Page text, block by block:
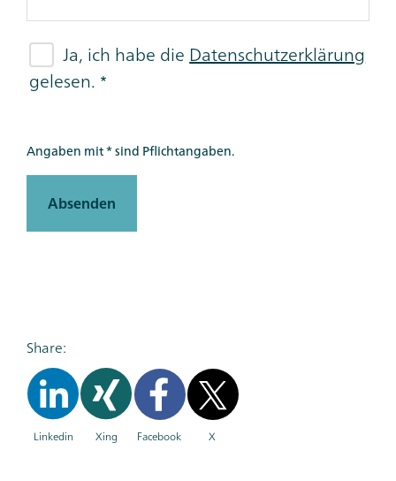
Ja, ich habe dieDatenschutzerklärung
gelesen.
Angaben mit * sind Pflichtangaben.
Absenden
Share:
Linkedin Xing Facebook X